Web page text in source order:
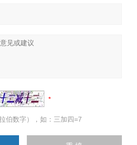
伯数字），如：三加四=7